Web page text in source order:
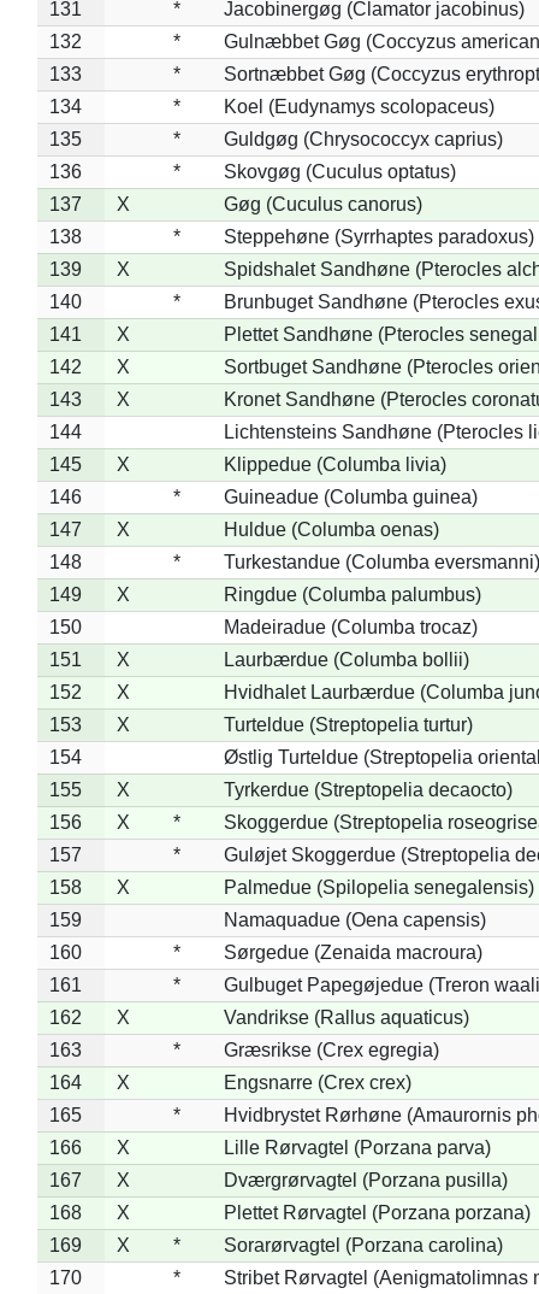
131
*
Jacobinergøg (Clamator jacobinus)
132
*
Gulnæbbet Gøg (Coccyzus
133
*
Sortnæbbet Gøg (Coccyzus
134
*
Koel (Eudynamys scolopaceus)
135
*
Guldgøg (Chrysococcyx caprius)
136
*
Skovgøg (Cuculus optatus)
137
X
Gøg (Cuculus canorus)
138
*
Steppehøne (Syrrhaptes paradoxus)
139
X
Spidshalet Sandhøne (Pterocles
140
*
Brunbuget Sandhøne (Pterocles
141
X
Plettet Sandhøne (Pterocles
142
X
Sortbuget Sandhøne (Pterocles
143
X
Kronet Sandhøne (Pterocles
144
Lichtensteins Sandhøne (Pterocles
145
X
Klippedue (Columba livia)
146
*
Guineadue (Columba guinea)
147
X
Huldue (Columba oenas)
148
*
Turkestandue (Columba eversmanni)
149
X
Ringdue (Columba palumbus)
150
Madeiradue (Columba trocaz)
151
X
Laurbærdue (Columba bollii)
152
X
Hvidhalet Laurbærdue (Columba
153
X
Turteldue (Streptopelia turtur)
154
Østlig Turteldue (Streptopelia
155
X
Tyrkerdue (Streptopelia decaocto)
156
X *
Skoggerdue (Streptopelia
157
*
Guløjet Skoggerdue (Streptopelia
158
X
Palmedue (Spilopelia senegalensis)
159
Namaquadue (Oena capensis)
160
*
Sørgedue (Zenaida macroura)
161
*
Gulbuget Papegøjedue (Treron
162
X
Vandrikse (Rallus aquaticus)
163
*
Græsrikse (Crex egregia)
164
X
Engsnarre (Crex crex)
165
*
Hvidbrystet Rørhøne (Amaurornis
166
X
Lille Rørvagtel (Porzana parva)
167
X
Dværgrørvagtel (Porzana pusilla)
168
X
Plettet Rørvagtel (Porzana porzana)
169
X *
Sorarørvagtel (Porzana carolina)
170
*
Stribet Rørvagtel (Aenigmatolimnas